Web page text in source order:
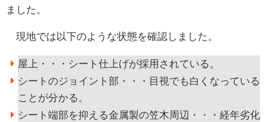
ました。
現地では以下のような状態を確認しました。
屋上・・・シート仕上げが採用されている。
シートのジョイント部・・・目視でも白くなっている
ことが分かる。
シート端部を抑える金属製の笠木周辺・・・経年劣化